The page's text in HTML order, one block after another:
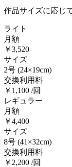
作品サイズに応じ
ライト
月額
￥3,520
サイズ
2号 (24×19cm)
交換利用料
￥1,100 /回
レギュラー
月額
￥4,400
サイズ
8号 (41×32cm)
交換利用料
￥2,200 /回